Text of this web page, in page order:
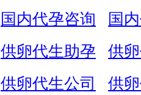
国内代孕咨询
国
供卵代生助孕
供
供卵代生公司
供